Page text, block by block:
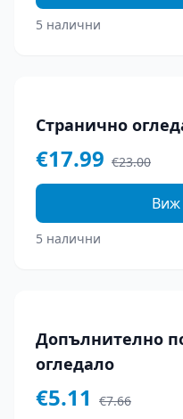
5 налични
Странично
€17.99 €23.00
Виж
5 налични
Допълнително
огледало
€5.11 €7.66